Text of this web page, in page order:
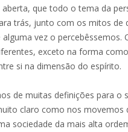
aberta, que todo o tema da
trás, junto com os mitos de
alguma vez o percebêssemos.
exceto na forma
si na dimensão do espírito.
de muitas definições para o
claro como nos movemos
sociedade da mais alta